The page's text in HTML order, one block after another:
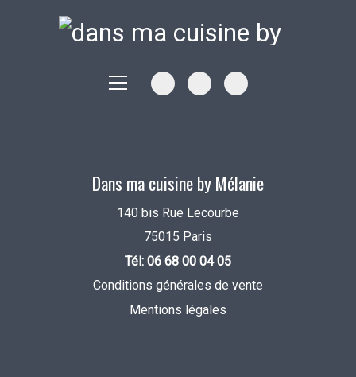
Dans ma cuisine by Mélanie
140 bis Rue Lecourbe
75015 Paris
Tél: 06 68 00 04 05
Conditions générales de vente
Mentions légales